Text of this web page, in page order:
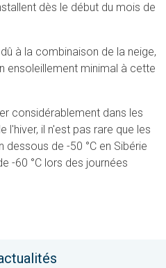
dès le début du mois de
à la combinaison de la neige,
ensoleillement minimal à cette
considérablement dans les
l'hiver, il n'est pas rare que les
de -50 °C en Sibérie
-60 °C lors des journées